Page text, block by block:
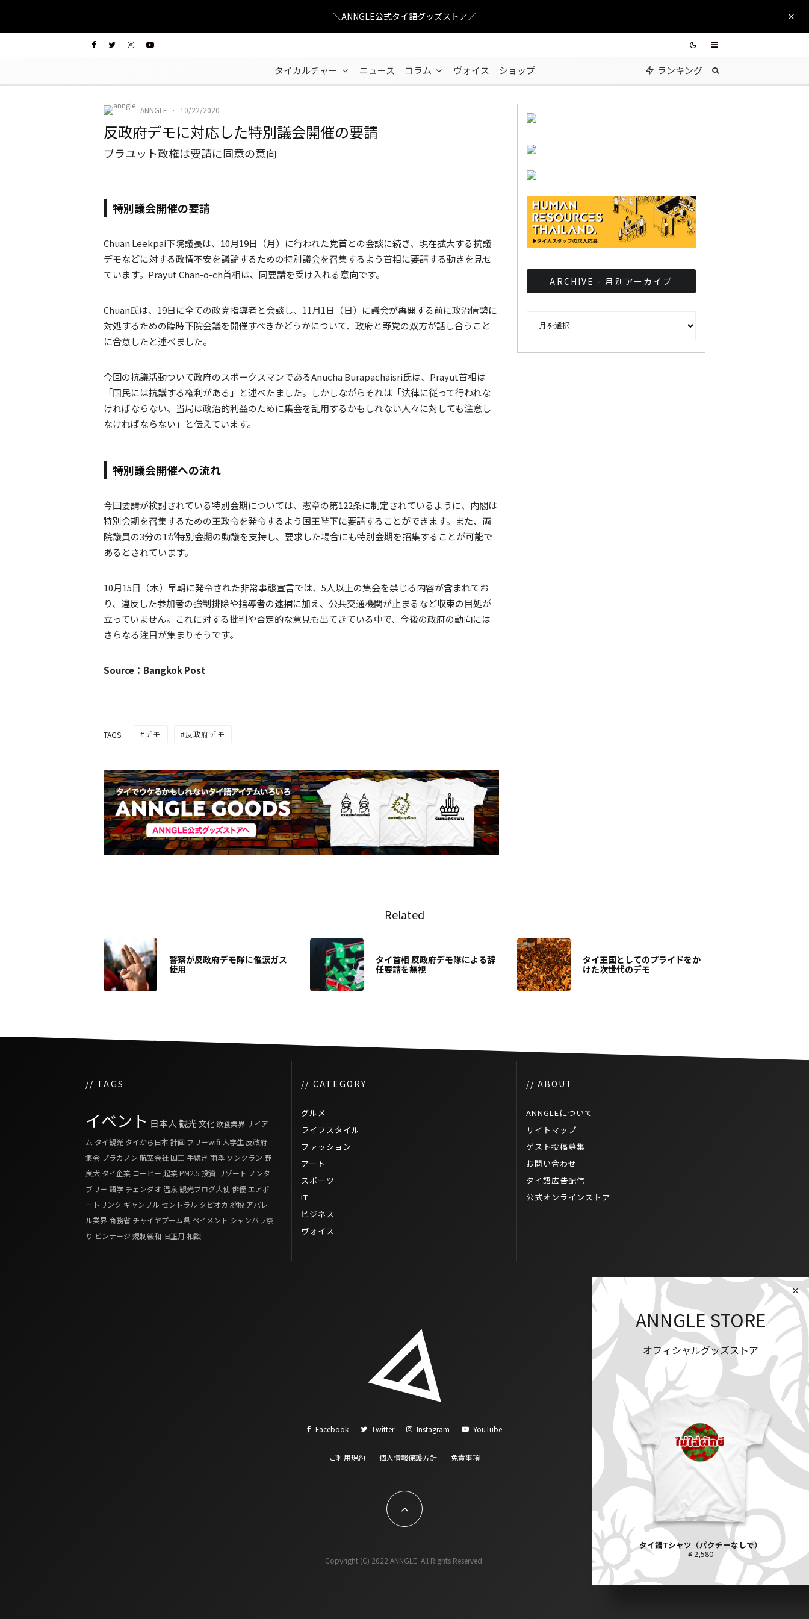
＼ANNGLE公式タイ語グッズストア／
タイカルチャー ニュース コラム ヴォイス ショップ ランキング
ANNGLE · 10/22/2020
反政府デモに対応した特別議会開催の要請
プラユット政権は要請に同意の意向
特別議会開催の要請
Chuan Leekpai下院議長は、10月19日（月）に行われた党首との会談に続き、現在拡大する抗議
デモなどに対する政情不安を議論するための特別議会を召集するよう首相に要請する動きを見せ
ています。Prayut Chan-o-ch首相は、同要請を受け入れる意向です。
Chuan氏は、19日に全ての政党指導者と会談し、11月1日（日）に議会が再開する前に政治情勢に
対処するための臨時下院会議を開催すべきかどうかについて、政府と野党の双方が話し合うこと
に合意したと述べました。
今回の抗議活動ついて政府のスポークスマンであるAnucha Burapachaisri氏は、Prayut首相は
「国民には抗議する権利がある」と述べたました。しかしながらそれは「法律に従って行われな
ければならない、当局は政治的利益のために集会を乱用するかもしれない人々に対しても注意し
なければならない」と伝えています。
特別議会開催への流れ
今回要請が検討されている特別会期については、憲章の第122条に制定されているように、内閣は
特別会期を召集するための王政令を発令するよう国王陛下に要請することができます。また、両
院議員の3分の1が特別会期の動議を支持し、要求した場合にも特別会期を招集することが可能で
あるとされています。
10月15日（木）早朝に発令された非常事態宣言では、5人以上の集会を禁じる内容が含まれてお
り、違反した参加者の強制排除や指導者の逮捕に加え、公共交通機関が止まるなど収束の目処が
立っていません。これに対する批判や否定的な意見も出てきている中で、今後の政府の動向には
さらなる注目が集まりそうです。
Source：Bangkok Post
TAGS デモ 反政府デモ
ARCHIVE - 月別アーカイブ
Related
警察が反政府デモ隊に催涙ガス
使用
タイ首相 反政府デモ隊による辞
任要請を無視
タイ王国としてのプライドをか
けた次世代のデモ
// TAGS
イベント 日本人 観光文化飲食業界 サイア
ム タイ観光 タイから日本 計画 フリーwifi 大学生 反政府
集会 プラカノン 航空会社 国王 手続き 雨季 ソンクラン 野
良犬 タイ企業 コーヒー 起業PM2.5 投資 リゾート ノンタ
ブリー 語学 チェンダオ 温泉 観光ブログ大使俳優エアポ
ートリンク ギャンブル セントラル タピオカ 脱税 アパレ
ル業界 商務省 チャイヤプーム県 ペイメント シャンバラ祭
り ビンテージ 規制緩和 旧正月 相談
// CATEGORY
グルメ
ライフスタイル
ファッション
アート
スポーツ
IT
ビジネス
ヴォイス
// ABOUT
ANNGLEについて
サイトマップ
ゲスト投稿募集
お問い合わせ
タイ語広告配信
公式オンラインストア
Facebook Twitter Instagram YouTube
ご利用規約 個人情報保護方針 免責事項
Copyright (C) 2022 ANNGLE. All Rights Reserved.
ANNGLE STORE
オフィシャルグッズストア
タイ語Tシャツ（パクチーなしで）
¥ 2,580